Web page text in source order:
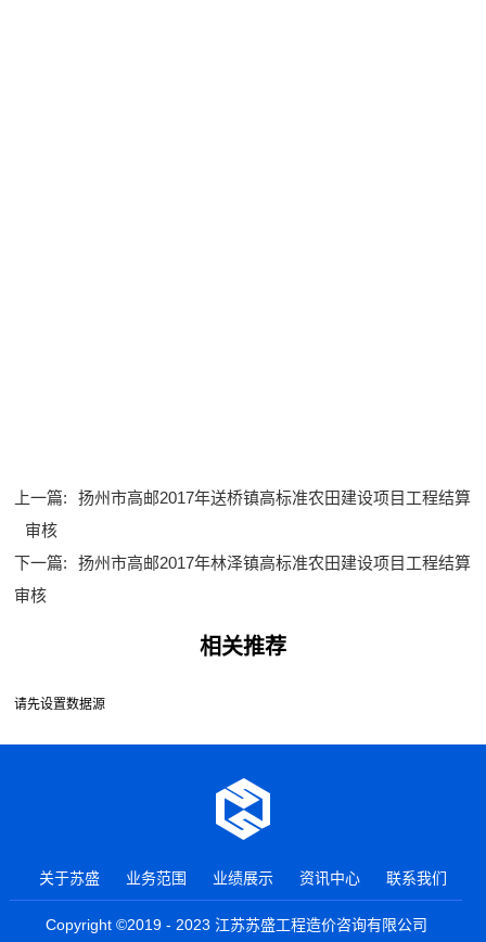
上一篇:
扬州市高邮2017年送桥镇高标准农田建设项目工程结算
审核
下一篇:
扬州市高邮2017年林泽镇高标准农田建设项目工程结算
审核
相关推荐
请先设置数据源
关于苏盛 业务范围 业绩展示 资讯中心 联系我们
Copyright ©2019 - 2023 江苏苏盛工程造价咨询有限公司